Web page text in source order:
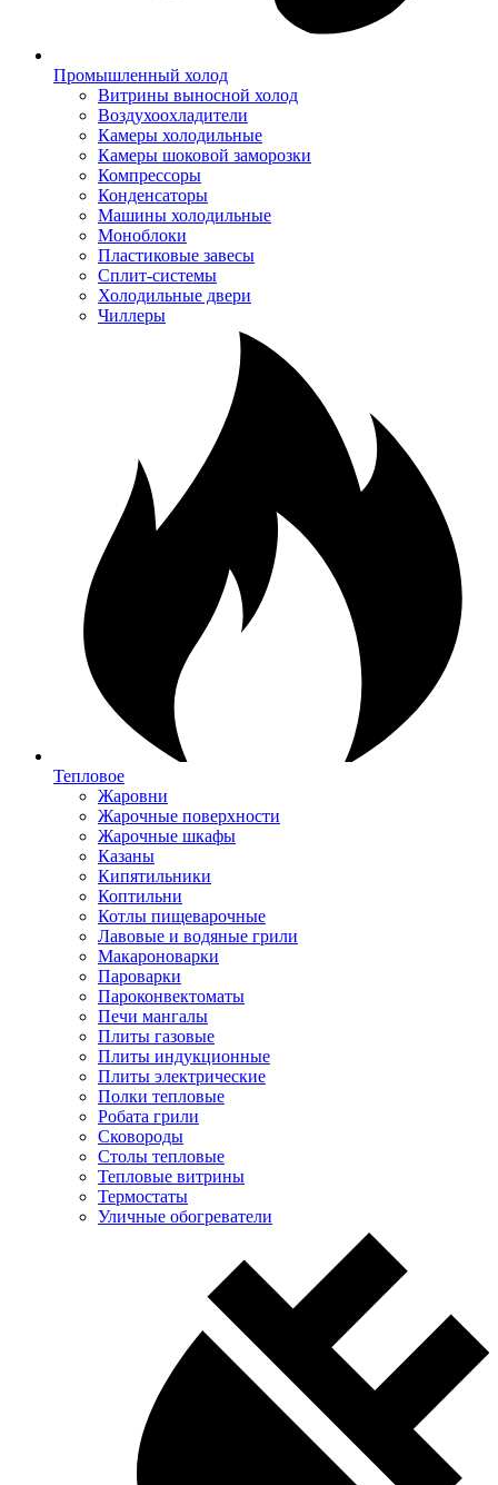
Промышленный холод
Витрины выносной холод
Воздухоохладители
Камеры холодильные
Камеры шоковой заморозки
Компрессоры
Конденсаторы
Машины холодильные
Моноблоки
Пластиковые завесы
Сплит-системы
Холодильные двери
Чиллеры
Тепловое
Жаровни
Жарочные поверхности
Жарочные шкафы
Казаны
Кипятильники
Коптильни
Котлы пищеварочные
Лавовые и водяные грили
Макароноварки
Пароварки
Пароконвектоматы
Печи мангалы
Плиты газовые
Плиты индукционные
Плиты электрические
Полки тепловые
Робата грили
Сковороды
Столы тепловые
Тепловые витрины
Термостаты
Уличные обогреватели